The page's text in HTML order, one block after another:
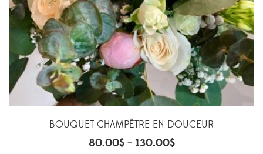
BOUQUET CHAMPÊTRE EN DOUCEUR
80.00$– 130.00$